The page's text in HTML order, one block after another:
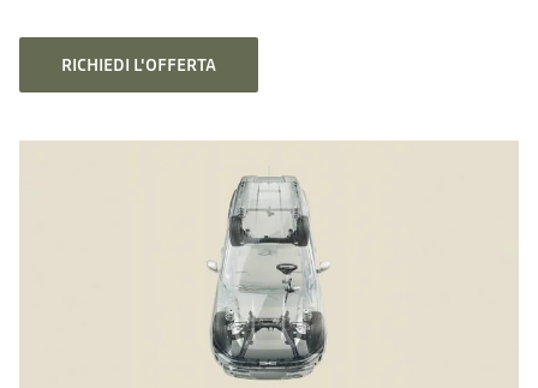
RICHIEDI L'OFFERTA